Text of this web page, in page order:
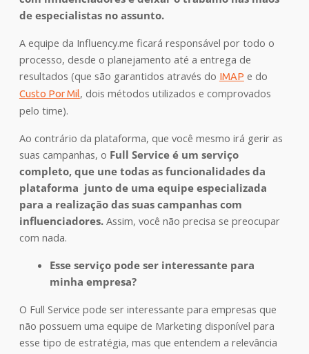
de especialistas no assunto.
A equipe da Influency.me ficará responsável por todo o
processo, desde o planejamento até a entrega de
resultados (que são garantidos através do IMAP e do
Custo Por Mil, dois métodos utilizados e comprovados
pelo time).
Ao contrário da plataforma, que você mesmo irá gerir as
suas campanhas, o Full Service é um serviço
completo, que une todas as funcionalidades da
plataforma junto de uma equipe especializada
para a realização das suas campanhas com
influenciadores. Assim, você não precisa se preocupar
com nada.
Esse serviço pode ser interessante para
minha empresa?
O Full Service pode ser interessante para empresas que
não possuem uma equipe de Marketing disponível para
esse tipo de estratégia, mas que entendem a relevância